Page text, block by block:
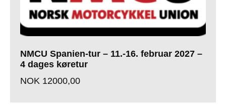
NMCU Spanien-tur – 11.-16. februar 2027 –
4 dages køretur
NOK 12000,00